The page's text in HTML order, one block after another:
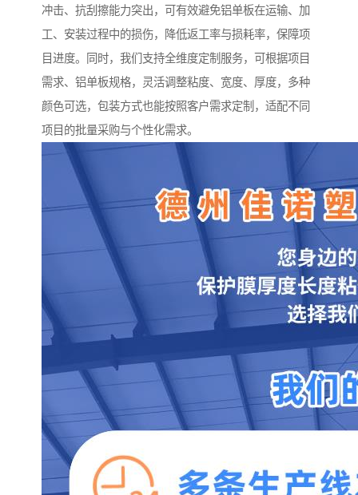
冲击、抗刮擦能力突出，可有效避免铝单板在运输、加
工、安装过程中的损伤，降低返工率与损耗率，保障项
目进度。同时，我们支持全维度定制服务，可根据项目
需求、铝单板规格，灵活调整粘度、宽度、厚度，多种
颜色可选，包装方式也能按照客户需求定制，适配不同
项目的批量采购与个性化需求。